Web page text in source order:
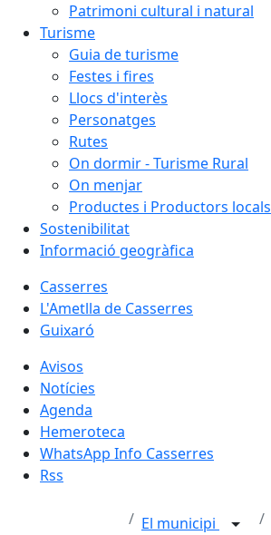
Patrimoni cultural i natural
Turisme
Guia de turisme
Festes i fires
Llocs d'interès
Personatges
Rutes
On dormir - Turisme Rural
On menjar
Productes i Productors locals
Sostenibilitat
Informació geogràfica
Casserres
L'Ametlla de Casserres
Guixaró
Avisos
Notícies
Agenda
Hemeroteca
WhatsApp Info Casserres
Rss
El municipi